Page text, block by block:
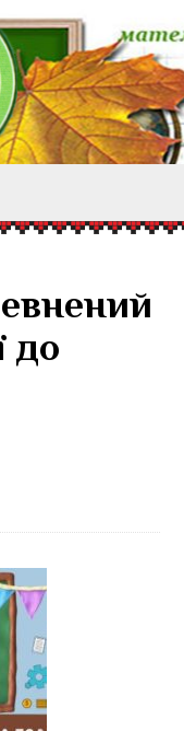
до